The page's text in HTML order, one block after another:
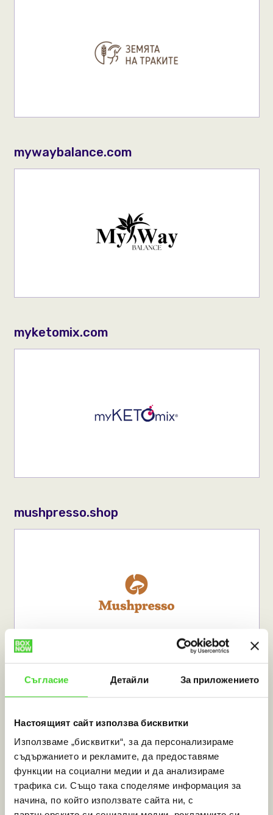
Съгласие Детайли За приложението
Настоящият сайт използва бисквитки
Използваме „бисквитки“, за да персонализираме
съдържанието и рекламите, да предоставяме
функции на социални медии и да анализираме
трафика си. Също така споделяме информация за
начина, по който използвате сайта ни, с
mywaybalance.com
myketomix.com
mushpresso.shop